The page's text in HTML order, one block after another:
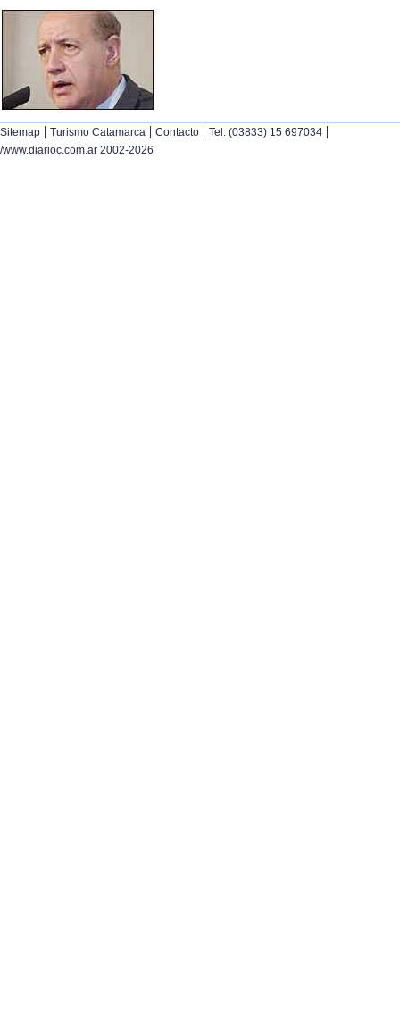
Sitemap | Turismo Catamarca | Contacto | Tel. (03833) 15 697034 |
/www.diarioc.com.ar 2002-2026